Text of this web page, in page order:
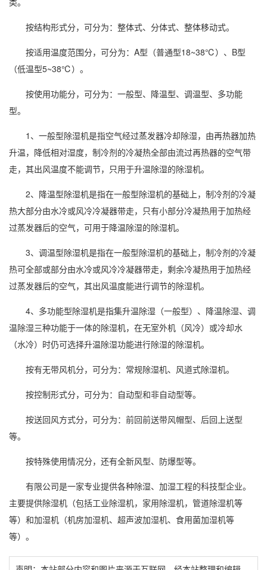
按结构形式分，可分为：整体式、分体式、整体移动式。
按适用温度范围分，可分为：A型（普通型18~38℃）、B型
（低温型5~38℃）。
按使用功能分，可分为：一般型、降温型、调温型、多功能
型。
1、一般型除湿机是指空气经过蒸发器冷却除湿，由再热器加热
升温，降低相对湿度，制冷剂的冷凝热全部由流过再热器的空气带
走，其出风温度不能调节，只用于升温除湿的除湿机。
2、降温型除湿机是指在一般型除湿机的基础上，制冷剂的冷凝
热大部分由水冷或风冷冷凝器带走，只有小部分冷凝热用于加热经
过蒸发器后的空气，可用于降温除湿的除湿机。
3、 调温型除湿机是指在一般型除湿机的基础上，制冷剂的冷凝
热可全部或部分由水冷或风冷冷凝器带走，剩余冷凝热用于加热经
过蒸发器后的空气，其出风温度能进行调节的除湿机。
4、多功能型除湿机是指集升温除湿（一般型）、降温除湿、 调
温除湿三种功能于一体的除湿机，在无室外机（风冷）或冷却水
（水冷）时仍可选择升温除湿功能进行除湿的除湿机。
按有无带风机分，可分为：常规除湿机、风道式除湿机。
按控制形式分，可分为：自动型和非自动型等。
按送回风方式分，可分为：前回前送带风帽型、后回上送型
等。
按特殊使用情况分，还有全新风型、防爆型等。
有限公司是一家专业提供各种除湿、 加湿工程的科技型企业。
主要提供除湿机（包括工业除湿机， 家用除湿机， 管道除湿机等
等）和加湿机 （机房加湿机、 超声波加湿机、 食用菌加湿机等
等）。